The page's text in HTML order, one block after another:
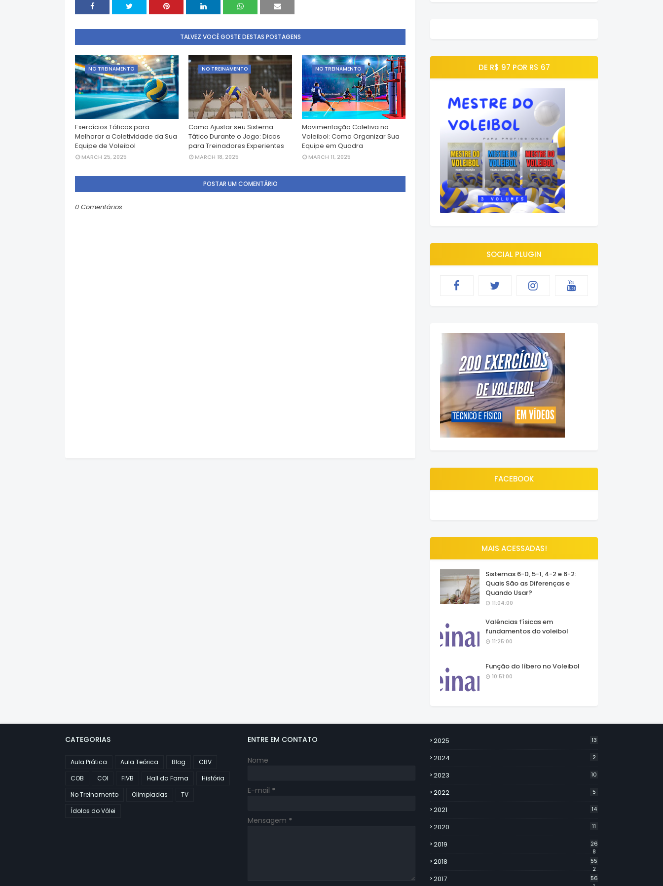
TALVEZ VOCÊ GOSTE DESTAS POSTAGENS
NO TREINAMENTO
Exercícios Táticos para
Melhorar a Coletividade da Sua
Equipe de Voleibol
MARCH 25, 2025
NO TREINAMENTO
Como Ajustar seu Sistema
Tático Durante o Jogo: Dicas
para Treinadores Experientes
MARCH 18, 2025
NO TREINAMENTO
Movimentação Coletiva no
Voleibol: Como Organizar Sua
Equipe em Quadra
MARCH 11, 2025
POSTAR UM COMENTÁRIO
0 Comentários
DE R$ 97 POR R$ 67
SOCIAL PLUGIN
FACEBOOK
MAIS ACESSADAS!
Sistemas 6-0, 5-1, 4-2 e 6-2:
Quais São as Diferenças e
Quando Usar?
11:04:00
Valências físicas em
fundamentos do voleibol
11:25:00
Função do líbero no Voleibol
10:51:00
CATEGORIAS
Aula Prática Aula Teórica Blog
CBV
COB
COI FIVB Hall da Fama
História
No Treinamento
Olimpiadas
TV
Ídolos do Vôlei
ENTRE EM CONTATO
Nome
E-mail *
Mensagem *
2025 13
2024 2
2023 10
2022 5
2021 14
2020 11
2019
26
8
2018
55
2
2017
56